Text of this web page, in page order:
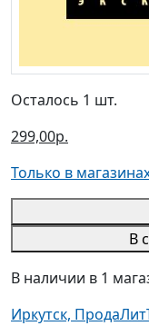
Осталось 1 шт.
299,00р.
Только в
В
В наличии в 1
Иркутск,